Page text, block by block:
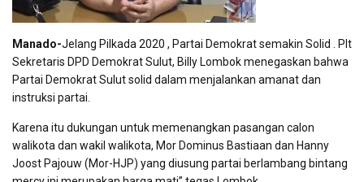
Manado-Jelang Pilkada 2020 , Partai Demokrat semakin Solid . Plt
Sekretaris DPD Demokrat Sulut, Billy Lombok menegaskan bahwa
Partai Demokrat Sulut solid dalam menjalankan amanat dan
instruksi partai.
Karena itu dukungan untuk memenangkan pasangan calon
walikota dan wakil walikota, Mor Dominus Bastiaan dan Hanny
Joost Pajouw (Mor-HJP) yang diusung partai berlambang bintang